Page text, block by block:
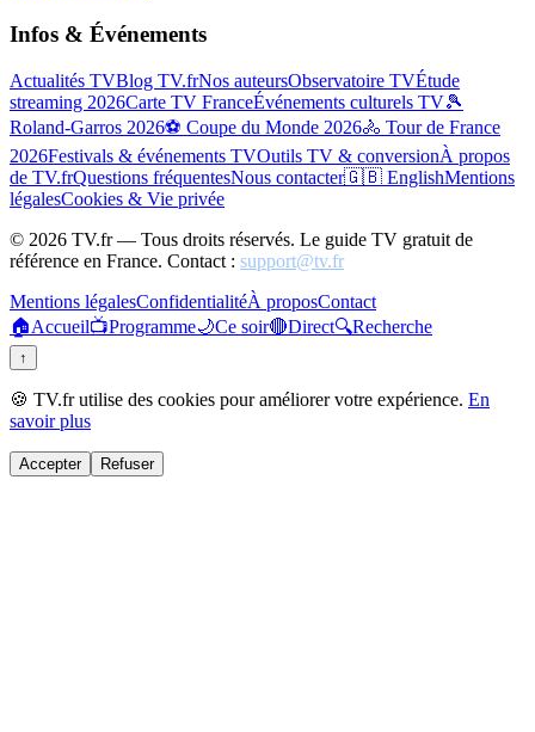
Infos & Événements
Actualités TVBlog TV.frNos auteursObservatoire TVÉtude
streaming 2026Carte TV FranceÉvénements culturels TV🎾
Roland-Garros 2026⚽ Coupe du Monde 2026🚴 Tour de France
2026Festivals & événements TVOutils TV & conversionÀ propos
de TV.frQuestions fréquentesNous contacter🇬🇧 EnglishMentions
légalesCookies & Vie privée
© 2026 TV.fr — Tous droits réservés. Le guide TV gratuit de
référence en France. Contact : support@tv.fr
Mentions légalesConfidentialitéÀ proposContact
🏠Accueil📺Programme🌙Ce soir🔴Direct🔍Recherche
↑
🍪 TV.fr utilise des cookies pour améliorer votre expérience. En
savoir plus
Accepter Refuser